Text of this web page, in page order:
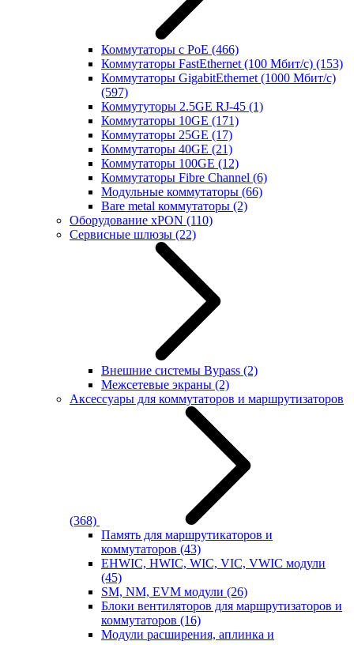
Коммутаторы с PoE (466)
Коммутаторы FastEthernet (100 Мбит/с) (153)
Коммутаторы GigabitEthernet (1000 Мбит/с)
(597)
Коммутуторы 2.5GE RJ-45 (1)
Коммутаторы 10GE (171)
Коммутаторы 25GE (17)
Коммутаторы 40GE (21)
Коммутаторы 100GE (12)
Коммутаторы Fibre Channel (6)
Модульные коммутаторы (66)
Bare metal коммутаторы (2)
Оборудование xPON (110)
Сервисные шлюзы (22)
Внешние системы Bypass (2)
Межсетевые экраны (2)
Аксессуары для коммутаторов и маршрутизаторов
(368)
Память для маршрутикаторов и
коммутаторов (43)
EHWIC, HWIC, WIC, VIC, VWIC модули
(45)
SM, NM, EVM модули (26)
Блоки вентиляторов для маршрутизаторов и
коммутаторов (16)
Модули расширения, аплинка и